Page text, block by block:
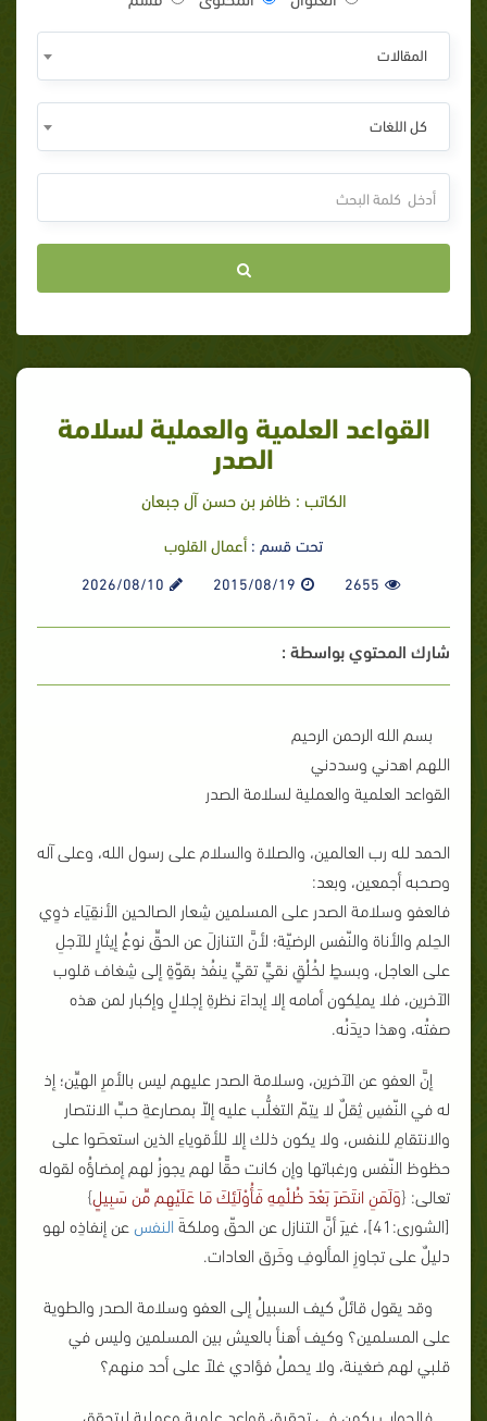
المقالات
كل اللغات
القواعد العلمية والعملية لسلامة
الصدر
الكاتب : ظافر بن حسن آل جبعان
تحت قسم :أعمال القلوب
2655
2015/08/19
2026/08/10
شارك المحتوي بواسطة :
بسم الله الرحمن الرحيم
اللهم اهدني وسددني
القواعد العلمية والعملية لسلامة الصدر
الحمد لله رب العالمين، والصلاة والسلام على رسول الله، وعلى آله
وصحبه أجمعين، وبعد:
فالعفو وسلامة الصدر على المسلمين شِعار الصالحين الأنقِيَاء ذوِي
الحِلم والأناة والنّفس الرضيّة؛ لأنَّ التنازلَ عن الحقِّ نوعُ إيثارٍ للآجلِ
على العاجل، وبسطٍ لخُلُقٍ نقيٍّ تقيٍّ ينفُذ بقوّةٍ إلى شِغاف قلوب
الآخرين، فلا يملِكون أمامه إلا إبداءَ نظرةِ إجلالٍ وإكبار لمن هذه
صفتُه، وهذا ديدَنُه.
إنَّ العفو عن الآخرين، وسلامة الصدر عليهم ليس بالأمرِ الهيِّن؛ إذ
له في النّفسِ ثِقلٌ لا يتِمّ التغلُّب عليه إلاّ بمصارعةِ حبِّ الانتصار
والانتقامِ للنفس، ولا يكون ذلك إلا للأقوياءِ الذين استعصَوا على
حظوظ النّفس ورغباتها وإن كانت حقًّا لهم يجوزُ لهم إمضاؤُه لقوله
تعالى: {وَلَمَنِ انتَصَرَ بَعْدَ ظُلْمِهِ فَأُوْلَئِكَ مَا عَلَيْهِم مِّن سَبِيلٍ}
[الشورى:41]، غيرَ أنَّ التنازل عن الحقّ وملكةَ
النفس عن إنفاذِه لهو
دليلٌ على تجاوزِ المألوفِ وخَرق العادات.
وقد يقول قائلٌ كيف السبيلُ إلى العفو وسلامة الصدر والطوية
على المسلمين؟ وكيف أهنأ بالعيش بين المسلمين وليس في
قلبي لهم ضغينة، ولا يحملُ فؤادي غلاً على أحد منهم؟
فالجواب يكمن في تحقيق قواعد علمية وعملية ليتحقق